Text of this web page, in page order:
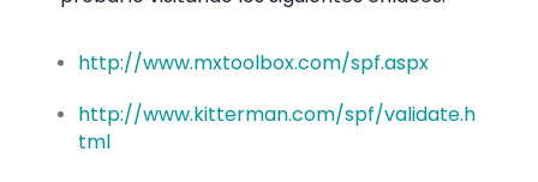
http://www.mxtoolbox.com/spf.aspx
http://www.kitterman.com/spf/validate.h
tml